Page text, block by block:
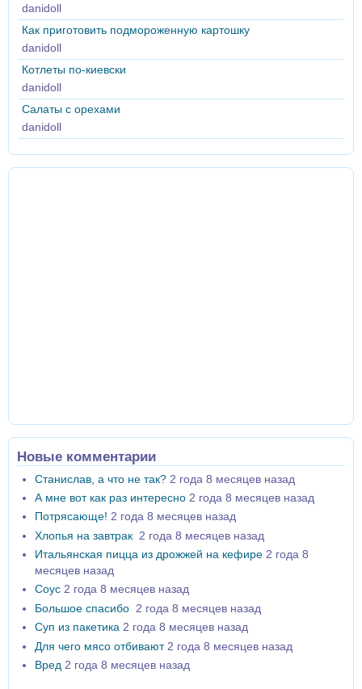
danidoll
Как приготовить подмороженную картошку
danidoll
Котлеты по-киевски
danidoll
Салаты с орехами
danidoll
Новые комментарии
Станислав, а что не так? 2 года 8 месяцев назад
А мне вот как раз интересно 2 года 8 месяцев назад
Потрясающе! 2 года 8 месяцев назад
Хлопья на завтрак 2 года 8 месяцев назад
Итальянская пицца из дрожжей на кефире 2 года 8
месяцев назад
Соус 2 года 8 месяцев назад
Большое спасибо 2 года 8 месяцев назад
Суп из пакетика 2 года 8 месяцев назад
Для чего мясо отбивают 2 года 8 месяцев назад
Вред 2 года 8 месяцев назад